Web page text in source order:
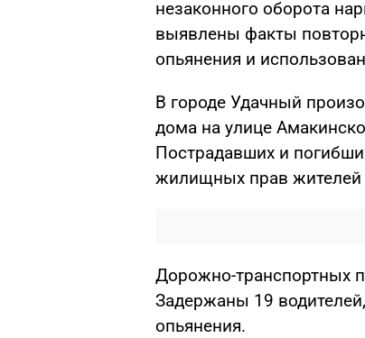
незаконного оборота
выявлены факты
опьянения и
В городе Удачный
дома на улице
Пострадавших и
жилищных прав жителей
Дорожно-транспортных
Задержаны 19
опьянения.